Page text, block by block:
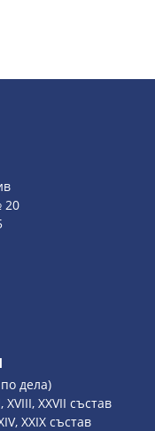
20
дела)
XVIII, XXVII състав
XXIX състав